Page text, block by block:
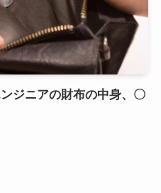
ジニアの財布の中身、〇